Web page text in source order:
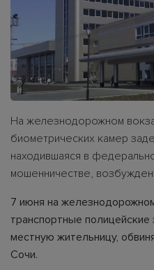
На железнодорожном
биометрических камер
находившаяся в
мошенничестве,
7 июня на
транспортные
местную жительницу,
Сочи.